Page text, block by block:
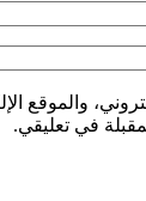
والموقع
في تعليقي.